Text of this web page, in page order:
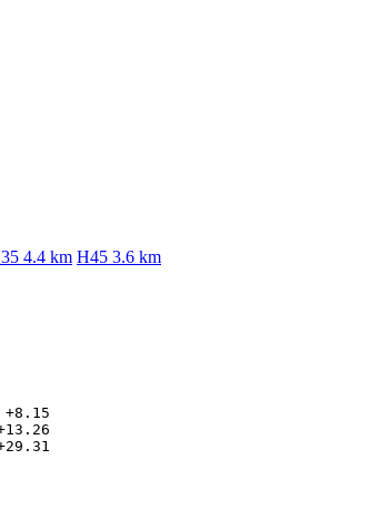
4.4 km H45 3.6 km
+8.15